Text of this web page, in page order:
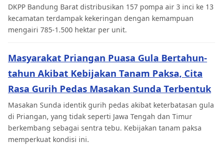
DKPP Bandung Barat distribusikan 157 pompa air 3 inci ke 13
kecamatan terdampak kekeringan dengan kemampuan
mengairi 785-1.500 hektar per unit.
Masyarakat Priangan Puasa Gula Bertahun-
tahun Akibat Kebijakan Tanam Paksa, Cita
Rasa Gurih Pedas Masakan Sunda Terbentuk
Masakan Sunda identik gurih pedas akibat keterbatasan gula
di Priangan, yang tidak seperti Jawa Tengah dan Timur
berkembang sebagai sentra tebu. Kebijakan tanam paksa
memperkuat kondisi ini.